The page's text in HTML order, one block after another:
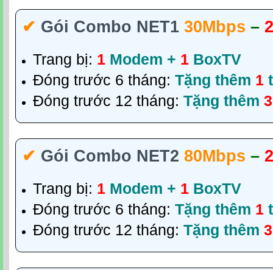
✔‎ Gói Combo NET1 30Mbps –
Trang bị: 1 Modem + 1 BoxTV
Đóng trước 6 tháng: Tặng thêm 1
Đóng trước 12 tháng: Tặng thêm 3
✔‎ Gói Combo NET2 80Mbps –
Trang bị: 1 Modem + 1 BoxTV
Đóng trước 6 tháng: Tặng thêm 1
Đóng trước 12 tháng: Tặng thêm 3